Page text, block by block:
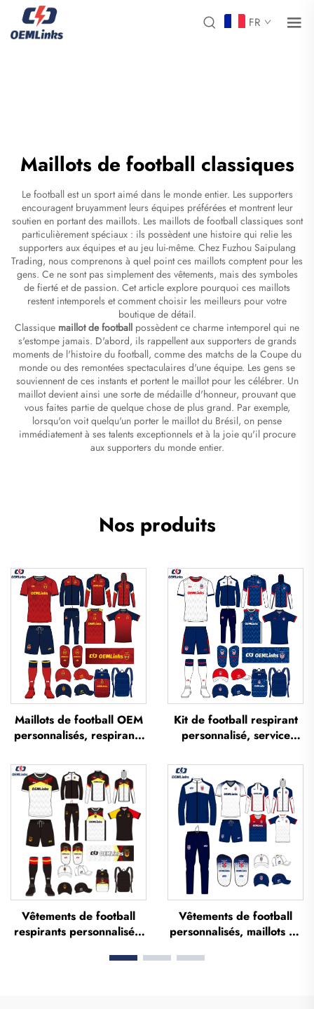
FR
Maillots de football classiques
Le football est un sport aimé dans le monde entier. Les supporters
encouragent bruyamment leurs équipes préférées et montrent leur
soutien en portant des maillots. Les maillots de football classiques sont
particulièrement spéciaux : ils possèdent une histoire qui relie les
supporters aux équipes et au jeu lui-même. Chez Fuzhou Saipulang
Trading, nous comprenons à quel point ces maillots comptent pour les
gens. Ce ne sont pas simplement des vêtements, mais des symboles
de fierté et de passion. Cet article explore pourquoi ces maillots
restent intemporels et comment choisir les meilleurs pour votre
boutique de détail.
Classique maillot de football possèdent ce charme intemporel qui ne
s'estompe jamais. D'abord, ils rappellent aux supporters de grands
moments de l'histoire du football, comme des matchs de la Coupe du
monde ou des remontées spectaculaires d'une équipe. Les gens se
souviennent de ces instants et portent le maillot pour les célébrer. Un
maillot devient ainsi une sorte de médaille d'honneur, prouvant que
vous faites partie de quelque chose de plus grand. Par exemple,
lorsqu'on voit quelqu'un porter le maillot du Brésil, on pense
immédiatement à ses talents exceptionnels et à la joie qu'il procure
aux supporters du monde entier.
Nos produits
Maillots de football OEM
personnalisés, respirants
sublimation — maillots
d'équipe de football,
vêtements de football, t-
shirts de football
personnalisés
Kit de football respirant
personnalisé, service
personnalisés, tenues
complètes de football,
maillots de football
sublimés
Vêtements de football
respirants personnalisés,
d'uniformes de football, t-
Vêtements de football
personnalisés, maillots de
pour la Thaïlande, kits